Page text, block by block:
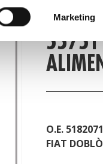
Marketing
55751
O.E.
FIAT